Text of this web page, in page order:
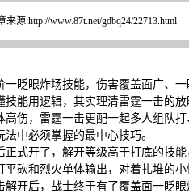
来源:http://www.87t.net/gdbq24/22713.html
一眨眼炸场技能，伤害覆盖面广、
技能用逻辑，其实理清雷霆一击的
高伤，雷霆一击更配一起多人组队
中必须掌握的最中心技巧。
式开了，解开等级高于打底的技
砍和烈火单体输出，对着扎堆的
开后，战士终于有了覆盖面一眨